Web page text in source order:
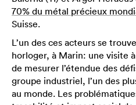
70% du métal précieux
Suisse.
L’un des ces acteurs se
horloger, à Marin: une visite
de mesurer l’étendue des
groupe industriel, l’un des
au monde. Les